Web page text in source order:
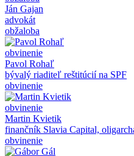
Ján Gajan
advokát
obžaloba
obvinenie
Pavol Rohaľ
bývalý riaditeľ reštitúcií na SPF
obvinenie
obvinenie
Martin Kvietik
finančník Slavia Capital,
obvinenie